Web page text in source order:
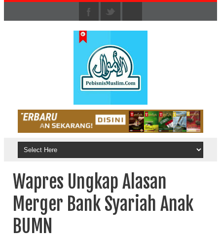
Wapres Ungkap Alasan
Merger Bank Syariah Anak
BUMN